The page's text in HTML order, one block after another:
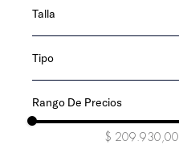
Talla
S
L
Tipo
polo
$ 209.930,00